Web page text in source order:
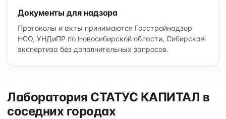
Документы для надзора
Протоколы и акты принимаются Госстройнадзор
НСО, УНДиПР по Новосибирской области, Сибирская
экспертиза без дополнительных запросов.
Лаборатория СТАТУС КАПИТАЛ в
соседних городах